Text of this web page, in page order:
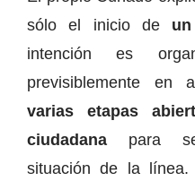
sólo el inicio de
intención es
previsiblemente en
varias etapas
ciudadana para
situación de la